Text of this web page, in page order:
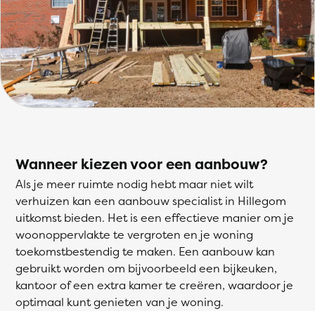
Wanneer kiezen voor een aanbouw?
Als je meer ruimte nodig hebt maar niet wilt
verhuizen kan een aanbouw specialist in Hillegom
uitkomst bieden. Het is een effectieve manier om je
woonoppervlakte te vergroten en je woning
toekomstbestendig te maken. Een aanbouw kan
gebruikt worden om bijvoorbeeld een bijkeuken,
kantoor of een extra kamer te creëren, waardoor je
optimaal kunt genieten van je woning.